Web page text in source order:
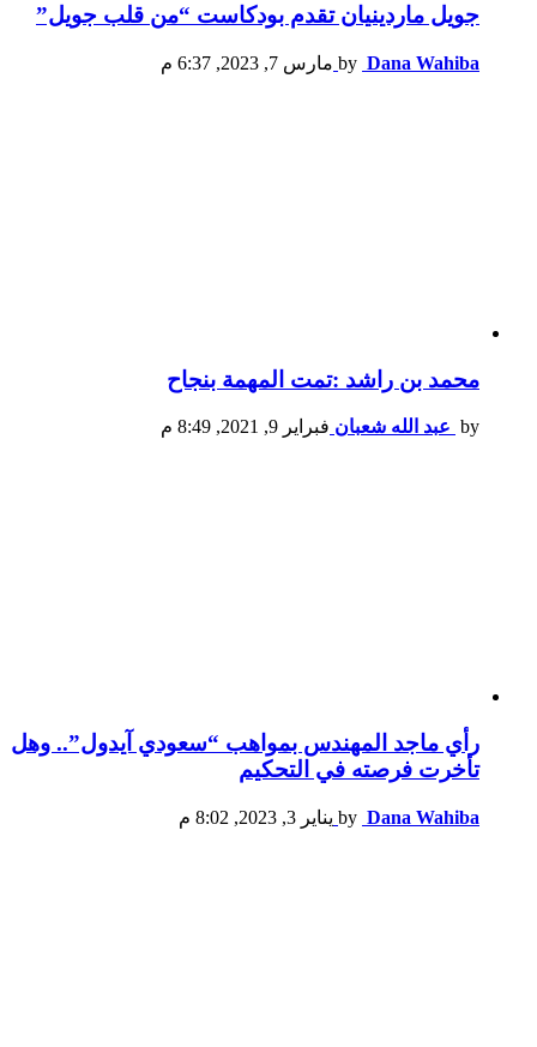
جويل ماردينيان تقدم بودكاست “من قلب جويل”
by Dana Wahiba مارس 7, 2023, 6:37 م
محمد بن راشد :تمت المهمة بنجاح
by عبد الله شعبان فبراير 9, 2021, 8:49 م
رأي ماجد المهندس بمواهب “سعودي آيدول”.. وهل
تأخرت فرصته في التحكيم
by Dana Wahiba يناير 3, 2023, 8:02 م